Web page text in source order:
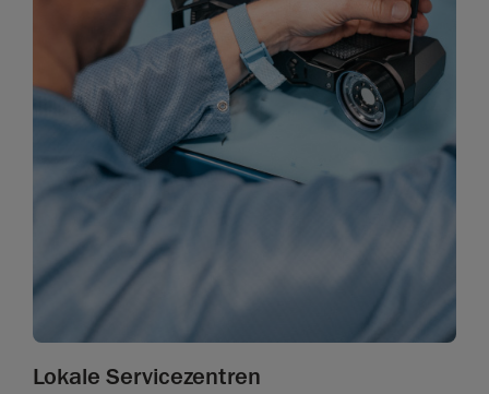
Lokale Servicezentren